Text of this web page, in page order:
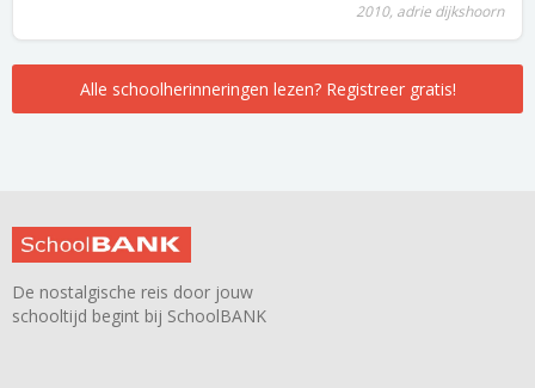
2010, adrie dijkshoorn
Alle schoolherinneringen lezen? Registreer gratis!
De nostalgische reis door jouw
schooltijd begint bij SchoolBANK